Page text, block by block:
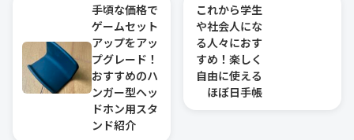
手頃な価格で
ゲームセット
アップをアッ
プグレード！
おすすめのハ
ンガー型ヘッ
ドホン用スタ
ンド紹介
これから学生
や社会人にな
る人々におす
すめ！楽しく
自由に使える
ほぼ日手帳